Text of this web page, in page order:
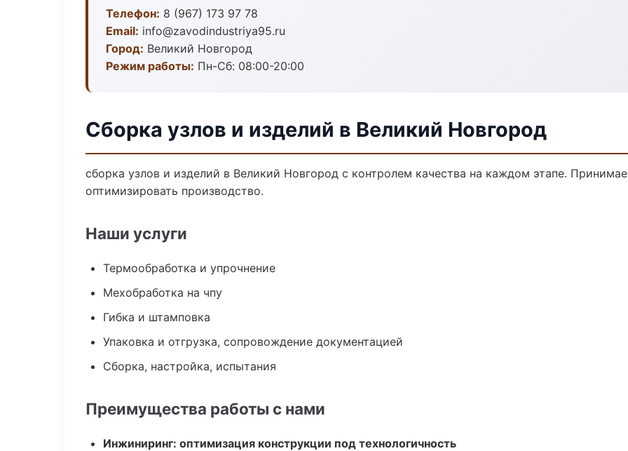
Телефон: 8 (967) 173 97 78
Email: info@zavodindustriya95.ru
Город: Великий Новгород
Режим работы: Пн-Сб: 08:00-20:00
Сборка узлов и изделий в Великий Новгород
сборка узлов и изделий в Великий Новгород с контролем качества на каждом этапе.
оптимизировать производство.
Наши услуги
Термообработка и упрочнение
Мехобработка на чпу
Гибка и штамповка
Упаковка и отгрузка, сопровождение документацией
Сборка, настройка, испытания
Преимущества работы с нами
Инжиниринг: оптимизация конструкции под технологичность